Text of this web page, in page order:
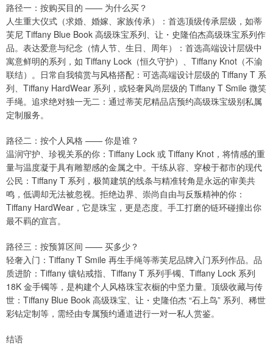
路径一：按购买目的 —— 为什么买？
人生重大仪式（求婚、婚嫁、家族传承）：首选顶级传承层级，如蒂
芙尼 Tiffany Blue Book 高级珠宝系列、让・史隆伯杰高级珠宝系列作
品。表达爱意与纪念（情人节、生日、周年）：首选高端设计层级中
寓意鲜明的系列，如 Tiffany Lock（恒久守护）、Tiffany Knot（不渝
联结）。日常自我犒赏与风格搭配：可选高端设计层级的 Tiffany T 系
列、Tiffany HardWear 系列，或轻奢风尚层级的 Tiffany T Smile 微笑
手绳。追求绝对独一无二：通过蒂芙尼精品店预约高级珠宝级别私属
定制服务。
路径二：按个人风格 —— 你是谁？
温润守护、珍视关系的你：Tiffany Lock 或 Tiffany Knot，将情感的重
量与温度凝于具有雕塑感的金属之中。干练从容、穿梭于都市的现代
公民：Tiffany T 系列，极简建筑的线条与精准转角是永远的审美共
鸣，低调却无法被忽视。拒绝边界、崇尚自由与反叛精神的你：
Tiffany HardWear，它是珠宝，更是态度。手工打磨的链环碰撞出你
最不羁的宣言。
路径三：按预算区间 —— 买多少？
轻奢入门：Tiffany T Smile 再生手绳等蒂芙尼品牌入门系列作品。品
质进阶：Tiffany 镶钻戒指、Tiffany T 系列手镯、Tiffany Lock 系列
18K 金手镯等，是构建个人风格珠宝衣橱的中坚力量。顶级收藏与传
世：Tiffany Blue Book 高级珠宝、让・史隆伯杰 “石上鸟” 系列、稀世
彩钻定制等，需经由专属预约通道进行一对一私人赏鉴。
结语